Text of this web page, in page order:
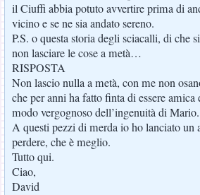
il Ciuffi abbia potuto avvertire prima di
vicino e se ne sia andato sereno.
P.S. o questa storia degli sciacalli, di che
non lasciare le cose a metà…
RISPOSTA
Non lascio nulla a metà, con me non
che per anni ha fatto finta di essere
modo vergognoso dell’ingenuità di Mario.
A questi pezzi di merda io ho lanciato un
perdere, che è meglio.
Tutto qui.
Ciao,
David